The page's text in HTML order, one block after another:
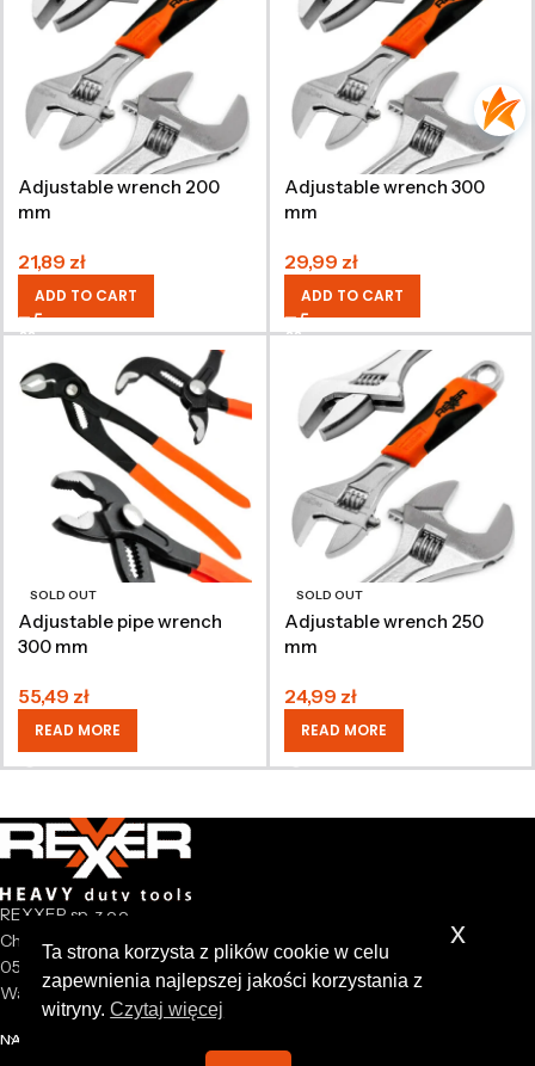
Adjustable wrench 200
mm
21,89 zł
ADD TO CART
Adjustable wrench 300
mm
29,99 zł
ADD TO CART
SOLD OUT
Adjustable pipe wrench
300 mm
55,49 zł
READ MORE
SOLD OUT
Adjustable wrench 250
mm
24,99 zł
READ MORE
REXXER sp. z o.o.
Chrzanów Mały 44A
05-825 Grodzisk Mazowiecki
Warsaw Poland
NASZA FIRMA
Ta strona korzysta z plików cookie w celu
zapewnienia najlepszej jakości korzystania z
witryny.Czytaj więcej
x